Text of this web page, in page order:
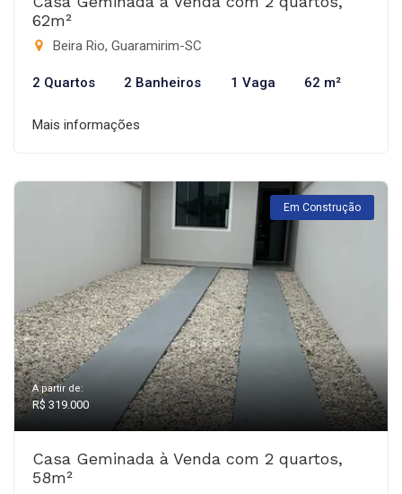
62m²
Beira Rio, Guaramirim-SC
2 Quartos 2 Banheiros 1 Vaga 62 m²
Mais informações
Em Construção
A partir de:
R$ 319.000
Casa Geminada à Venda com 2 quartos,
58m²